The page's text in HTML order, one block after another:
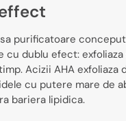
purificatoare
cu dublu efect:
Acizii AHA exfoliaza
cu putere mare de
bariera lipidica.